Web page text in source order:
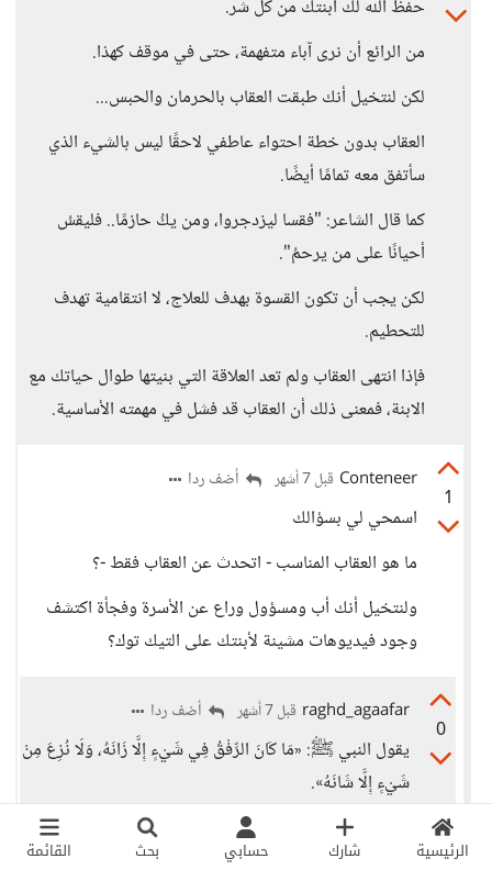
الرئيسية شارك حسابي بحث القائمة
حفظ الله لك ابنتك من كل شر.
من الرائع أن نرى آباء متفهمة، حتى في موقف كهذا.
لكن لنتخيل أنك طبقت العقاب بالحرمان والحبس...
العقاب بدون خطة احتواء عاطفي لاحقًا ليس بالشيء الذي
سأتفق معه تمامًا أيضًا.
كما قال الشاعر: "فقسا ليزدجروا، ومن يكُ حازمًا.. فليقسُ
أحيانًا على من يرحمُ".
لكن يجب أن تكون القسوة بهدف للعلاج، لا انتقامية تهدف
للتحطيم.
فإذا انتهى العقاب ولم تعد العلاقة التي بنيتها طوال حياتك مع
الابنة، فمعنى ذلك أن العقاب قد فشل في مهمته الأساسية.
1
Conteneer قبل 7 أشهر أضف ردا
اسمحي لي بسؤالك
ما هو العقاب المناسب - اتحدث عن العقاب فقط -؟
ولنتخيل أنك أب ومسؤول وراع عن الأسرة وفجأة اكتشف
وجود فيديوهات مشينة لأبنتك على التيك توك؟
0
raghd_agaafar قبل 7 أشهر أضف ردا
يقول النبي ﷺ: «مَا كَانَ الرِّفْقُ فِي شَيْءٍ إِلَّا زَانَهُ، وَلَا نُزِعَ مِنْ
شَيْءٍ إِلَّا شَانَهُ».
كنت لأفكر في شيء غير الضرب.